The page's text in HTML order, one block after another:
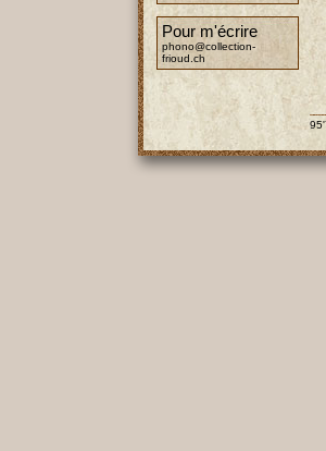
Pour m'écrire
phono@collection-
frioud.ch